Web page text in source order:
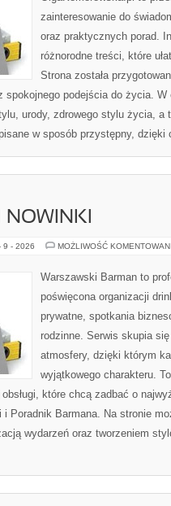
zainteresowanie do
oraz praktycznych porad.
różnorodne treści, które
Strona została
spokojnego podejścia do życia. W
urody, zdrowego stylu życia, a
w sposób przystępny,
NOWINKI
9 - 2026 MOŻLIWOŚĆ
Warszawski Barman to
poświęcona organizacji
prywatne, spotkania
rodzinne. Serwis skupia
atmosfery, dzięki którym
wyjątkowego charakteru.
które chcą zadbać o
Poradnik Barmana. Na stronie
wydarzeń oraz tworzeniem